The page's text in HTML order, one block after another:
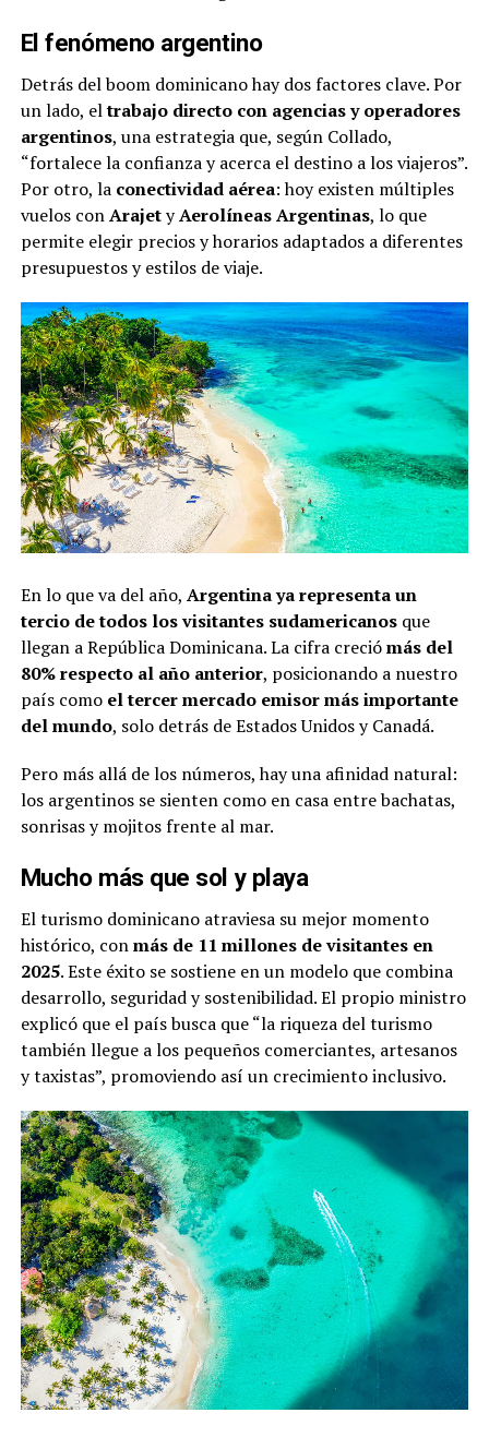
El fenómeno argentino
Detrás del boom dominicano hay dos factores clave. Por
un lado, eltrabajo directo con agencias y operadores
argentinos, una estrategia que, según Collado,
“fortalece la confianza y acerca el destino a los viajeros”.
Por otro, la conectividad aérea: hoy existen múltiples
vuelos conArajetyAerolíneas Argentinas, lo que
permite elegir precios y horarios adaptados a diferentes
presupuestos y estilos de viaje.
En lo que va del año, Argentina ya representa un
tercio de todos los visitantes sudamericanosque
llegan a República Dominicana. La cifra creciómás del
80% respecto al año anterior, posicionando a nuestro
país como el tercer mercado emisor más importante
del mundo, solo detrás de Estados Unidos y Canadá.
Pero más allá de los números, hay una afinidad natural:
los argentinos se sienten como en casa entre bachatas,
sonrisas y mojitos frente al mar.
Mucho más que sol y playa
El turismo dominicano atraviesa su mejor momento
histórico, conmás de 11 millones de visitantes en
2025. Este éxito se sostiene en un modelo que combina
desarrollo, seguridad y sostenibilidad. El propio ministro
explicó que el país busca que “la riqueza del turismo
también llegue a los pequeños comerciantes, artesanos
y taxistas”, promoviendo así un crecimiento inclusivo.